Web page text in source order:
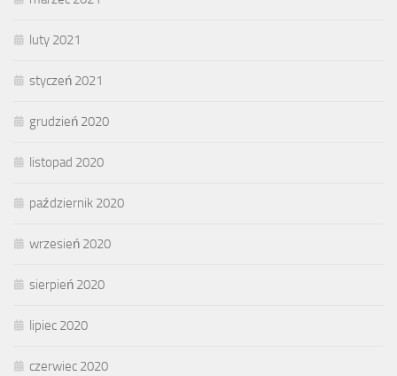
luty 2021
styczeń 2021
grudzień 2020
listopad 2020
październik 2020
wrzesień 2020
sierpień 2020
lipiec 2020
czerwiec 2020